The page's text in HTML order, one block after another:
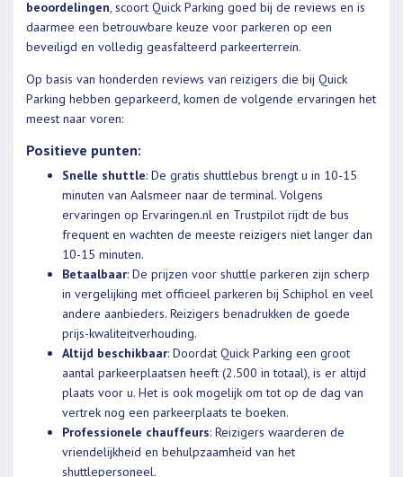
beoordelingen , scoort Quick Parking goed bij de reviews en is
daarmee een betrouwbare keuze voor parkeren op een
beveiligd en volledig geasfalteerd parkeerterrein.
Op basis van honderden reviews van reizigers die bij Quick
Parking hebben geparkeerd, komen de volgende ervaringen het
meest naar voren:
Positieve punten:
Snelle shuttle: De gratis shuttlebus brengt u in 10-15
minuten van Aalsmeer naar de terminal. Volgens
ervaringen op Ervaringen.nl en Trustpilot rijdt de bus
frequent en wachten de meeste reizigers niet langer dan
10-15 minuten.
Betaalbaar: De prijzen voor shuttle parkeren zijn scherp
in vergelijking met officieel parkeren bij Schiphol en veel
andere aanbieders. Reizigers benadrukken de goede
prijs-kwaliteitverhouding.
Altijd beschikbaar: Doordat Quick Parking een groot
aantal parkeerplaatsen heeft (2.500 in totaal), is er altijd
plaats voor u. Het is ook mogelijk om tot op de dag van
vertrek nog een parkeerplaats te boeken.
Professionele chauffeurs: Reizigers waarderen de
vriendelijkheid en behulpzaamheid van het
shuttlepersoneel.